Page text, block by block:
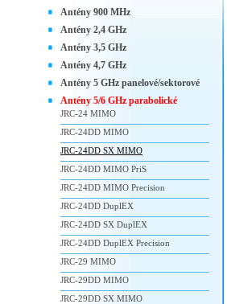
Antény 900 MHz
Antény 2,4 GHz
Antény 3,5 GHz
Antény 4,7 GHz
Antény 5 GHz panelové/sektorové
Antény 5/6 GHz parabolické
JRC-24 MIMO
JRC-24DD MIMO
JRC-24DD SX MIMO
JRC-24DD MIMO PriS
JRC-24DD MIMO Precision
JRC-24DD DuplEX
JRC-24DD SX DuplEX
JRC-24DD DuplEX Precision
JRC-29 MIMO
JRC-29DD MIMO
JRC-29DD SX MIMO